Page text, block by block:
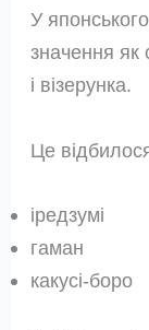
У
значення як
і візерунка.
Це
іредзумі
гаман
какусі-боро